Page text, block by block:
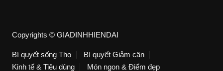
Copyrights © GIADINHHIENDAI
Bí quyết sống Thọ
Bí quyết Giảm cân
Kinh tế & Tiêu dùng
Món ngon & Điểm đẹp